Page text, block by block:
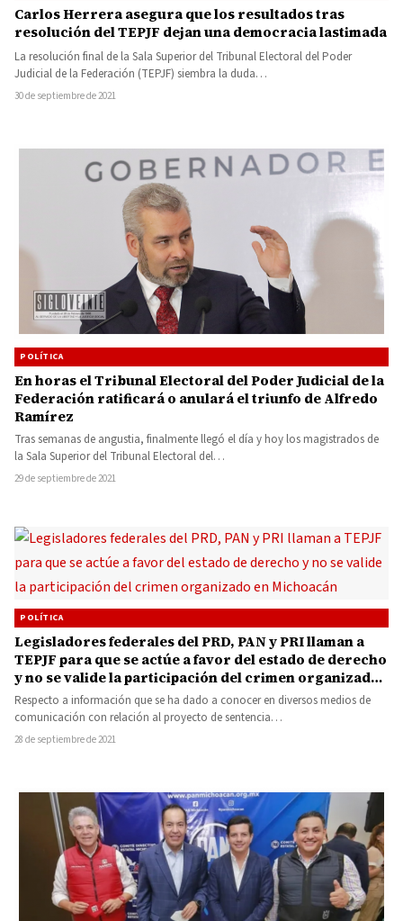
Carlos Herrera asegura que los resultados tras
resolución del TEPJF dejan una democracia lastimada
La resolución final de la Sala Superior del Tribunal Electoral del Poder
Judicial de la Federación (TEPJF) siembra la duda…
30 de septiembre de 2021
POLÍTICA
En horas el Tribunal Electoral del Poder Judicial de la
Federación ratificará o anulará el triunfo de Alfredo
Ramírez
Tras semanas de angustia, finalmente llegó el día y hoy los magistrados de
la Sala Superior del Tribunal Electoral del…
29 de septiembre de 2021
POLÍTICA
Legisladores federales del PRD, PAN y PRI llaman a
TEPJF para que se actúe a favor del estado de derecho
y no se valide la participación del crimen organizado
en Michoacán
Respecto a información que se ha dado a conocer en diversos medios de
comunicación con relación al proyecto de sentencia…
28 de septiembre de 2021